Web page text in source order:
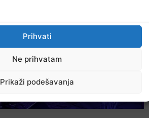
Prihvati
Ne prihvatam
Prikaži podešavanja